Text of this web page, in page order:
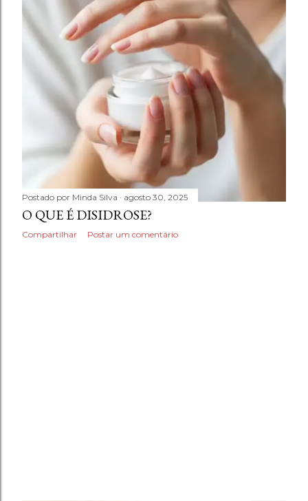
n
s
Postado por Minda Silva agosto 30, 2025
O QUE É DISIDROSE?
Compartilhar Postar um comentário